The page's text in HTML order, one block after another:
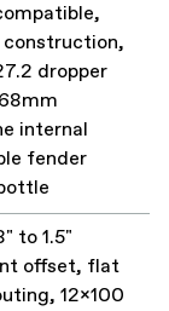
construction,
dropper
internal
fender
to 1.5"
offset, flat
12x100